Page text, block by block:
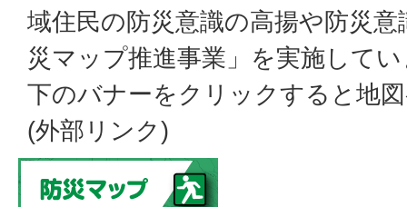
域住民の防災意識の高揚や防災
災マップ推進事業」を実施して
下のバナーをクリックすると地
(外部リンク)